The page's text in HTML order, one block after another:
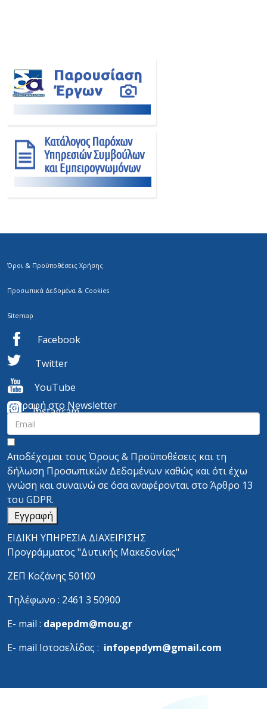
Όροι & Προϋποθέσεις Χρήσης
Προσωπικά Δεδομένα & Cookies
Sitemap
Facebook
Twitter
YouTube
Instagram
Εγγραφή στο Newsletter
Αποδέχομαι τους Όρους & Προϋποθέσεις και τη
δήλωση Προσωπικών Δεδομένων καθώς και ότι έχω
γνώση και συναινώ σε όσα αναφέρονται στο Άρθρο 13
του GDPR.
Εγγραφή
ΕΙΔΙΚΗ ΥΠΗΡΕΣΙΑ ΔΙΑΧΕΙΡΙΣΗΣ
Προγράμματος "Δυτικής Μακεδονίας"
ΖΕΠ Κοζάνης 50100
Τηλέφωνο : 2461 3 50900
Ε- mail : dapepdm@mou.gr
Ε- mail Ιστοσελίδας : infopepdym@gmail.com